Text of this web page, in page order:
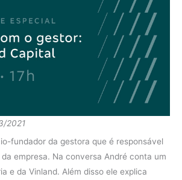
2021
fundador da gestora que é responsável
empresa. Na conversa André conta um
e da Vinland. Além disso ele explica